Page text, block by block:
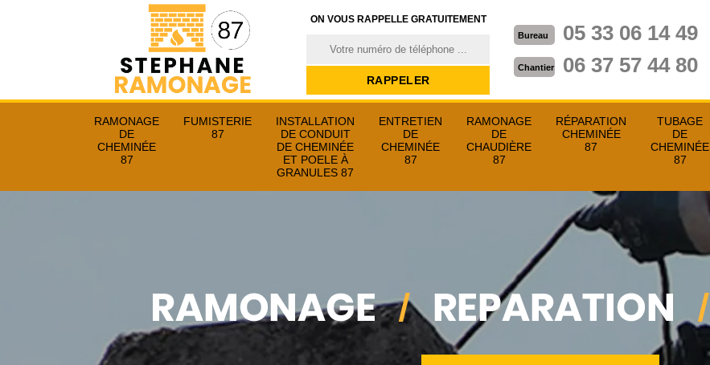
ON VOUS RAPPELLE GRATUITEMENT
Bureau 05 33 06 14 49
Chantier 06 37 57 44 80
RAMONAGE
DE
CHEMINÉE
87
FUMISTERIE
87
INSTALLATION
DE CONDUIT
DE CHEMINÉE
ET POELE À
GRANULES 87
ENTRETIEN
DE
CHEMINÉE
87
RAMONAGE
DE
CHAUDIÈRE
87
RÉPARATION
CHEMINÉE
87
TUBAGE
DE
CHEMINÉE
87